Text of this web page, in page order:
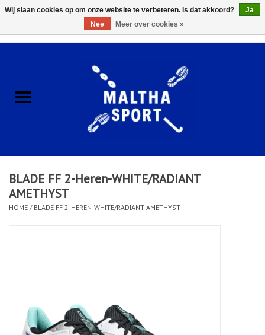
ACCESSOIRES/HARDWARE
KLEDING
CLUBSHOPS
Merken
BLADE FF 2-Heren-WHITE/RADIANT
AMETHYST
HOME / BLADE FF 2-HEREN-WHITE/RADIANT AMETHYST
Wij slaan cookies op om onze website te verbeteren. Is dat akkoord?
Ja
Nee
Meer over cookies »